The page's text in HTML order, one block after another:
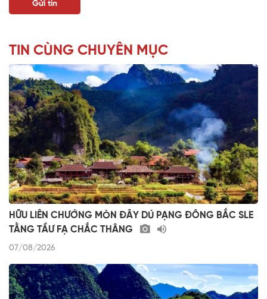
TIN CÙNG CHUYÊN MỤC
HỮU LIÊN CHƯỚNG MÒN ĐÂY DÚ PẠNG ĐÔNG BẮC SLE
TẰNG TẦƯ FẠ CHẮC THÂNG
07/08/2026